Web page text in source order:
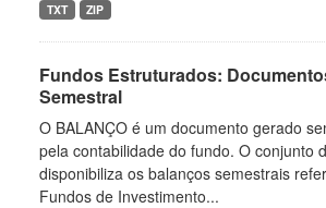
TXT ZIP
Fundos Estruturados:
Semestral
O BALANÇO é um documento gerado
pela contabilidade do fundo. O conjunto
disponibiliza os balanços semestrais
Fundos de Investimento...